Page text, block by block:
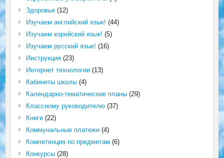
Здоровье(12)
Изучаем английский язык! (44)
Изучаем корейский язык! (5)
Изучаем русский язык! (16)
Инструкция(23)
Интернет технологии(13)
Кабинеты школы(4)
Календарно-тематические планы(29)
Классному руководителю(37)
Книги(22)
Коммунальные платежи(4)
Компетенция по предметам (6)
Конкурсы(28)